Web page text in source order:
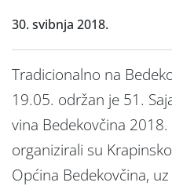
30. svibnja 2018.
Tradicionalno na
19.05. održan je 51.
vina Bedekovčina
organizirali su
Općina Bedekovčina,